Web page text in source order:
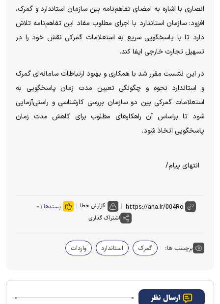
انصاری با اشاره به امضای تفاهم‌نامه بین سازمان استاندارد و گمرک،
افزود: سازمان استاندارد با اجرای مطلوب مفاد این تفاهم‌نامه تلاش
دارد تا با پاسخگویی سریع به استعلامات گمرکی نقش خود را در
تسهیل تجارت خارجی ایفا کند.
در این نشست مقرر شد با همکاری و بهبود ارتباطات سامانه‌ای گمرک
و استاندارد نحوه و چگونگی تعیین مدت زمان پاسخگویی به
استعلامات گمرکی بین دو سازمان بررسی کارشناسی و راستی‌آزمایی
شود تا براساس آن راهکار‌های مطلوب برای کاهش مدت زمان
پاسخگویی اتخاذ شود.
انتهای پیام/
گزارش خطا پسندها : ۰
اشتراک گذاری
برچسب ها: گمرک استاندارد واردات
ارسال نظر